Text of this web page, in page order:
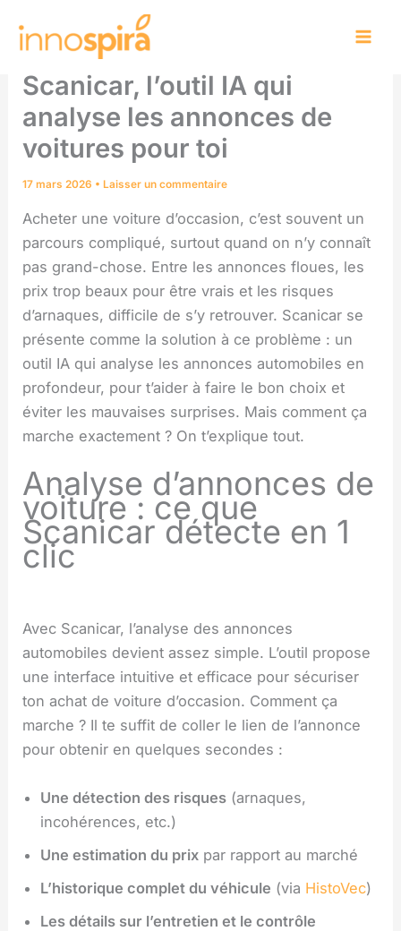
Scanicar, l’outil IA qui
analyse les annonces de
voitures pour toi
17 mars 2026 •Laisser un commentaire
Acheter une voiture d’occasion, c’est souvent un
parcours compliqué, surtout quand on n’y connaît
pas grand-chose. Entre les annonces floues, les
prix trop beaux pour être vrais et les risques
d’arnaques, difficile de s’y retrouver. Scanicar se
présente comme la solution à ce problème : un
outil IA qui analyse les annonces automobiles en
profondeur, pour t’aider à faire le bon choix et
éviter les mauvaises surprises. Mais comment ça
marche exactement ? On t’explique tout.
Analyse d’annonces de
voiture : ce que
Scanicar détecte en 1
clic
Avec Scanicar, l’analyse des annonces
automobiles devient assez simple. L’outil propose
une interface intuitive et efficace pour sécuriser
ton achat de voiture d’occasion. Comment ça
marche ? Il te suffit de coller le lien de l’annonce
pour obtenir en quelques secondes :
Une détection des risques (arnaques,
incohérences, etc.)
Une estimation du prix par rapport au marché
L’historique complet du véhicule (via HistoVec)
Les détails sur l’entretien et le contrôle